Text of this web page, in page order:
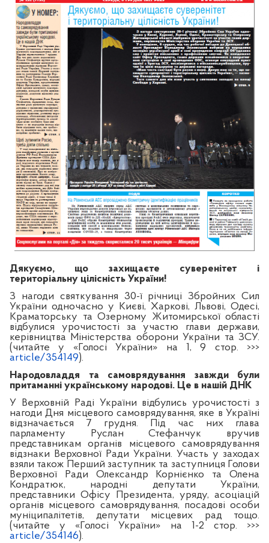
Дякуємо, що захищаєте суверенітет і
територіальну цілісність України!
З нагоди святкування 30-ї річниці Збройних Сил
України одночасно у Києві, Харкові, Львові, Одесі,
Краматорську та Озерному Житомирської області
відбулися урочистості за участю глави держави,
керівництва Міністерства оборони України та ЗСУ.
(читайте у «Голосі України» на 1,9
стор. >>>
article/354149).
Народовладдя та самоврядування завжди були
притаманні українському народові. Це в нашій ДНК
У Верховній Раді України відбулись урочистості з
нагоди Дня місцевого самоврядування, яке в Україні
відзначається 7 грудня. Під час них глава
парламенту Руслан Стефанчук вручив
представникам органів місцевого самоврядування
відзнаки Верховної Ради України. Участь у заходах
взяли також Перший заступник та заступниця Голови
Верховної Ради Олександр Корнієнко та Олена
Кондратюк, народні депутати України,
представники Офісу Президента, уряду, асоціацій
органів місцевого самоврядування, посадові особи
муніципалітетів, депутати місцевих рад тощо.
(читайте у «Голосі України» на
1-2
стор. >>>
article/354146).